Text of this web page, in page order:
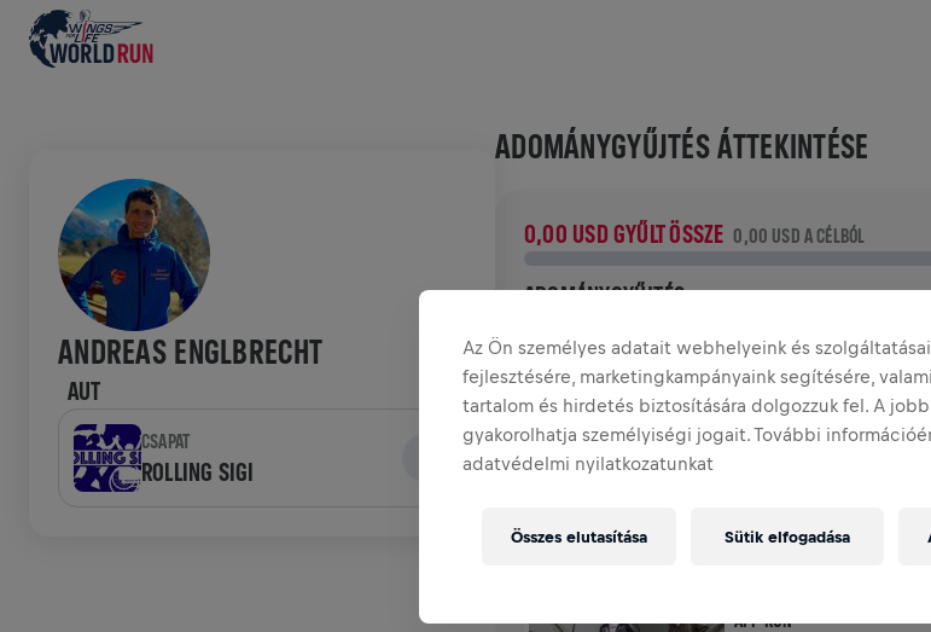
ANDREAS ENGLBRECHT
AUT
CSAPAT
ROLLING SIGI
ADOMÁNYGYŰJTÉS ÁTTEKINTÉSE
0,00 USD GYŰLT ÖSSZE 0,00 USD A CÉLBÓL
ADOMÁNYGYŰJTÉS
Adományozz a változásért! Az adományod
gerincvelő‑kutatásra fordítják.
TÖRTÉNETÜNK
WINGS FOR LIFE WORLD RUN 2021
APP RUN
Az Ön személyes adatait webhelyeink és
fejlesztésére, marketingkampányaink segítésére,
tartalom és hirdetés biztosítására dolgozzuk fel. A
gyakorolhatja személyiségi jogait. További
adatvédelmi nyilatkozatunkat
Összes elutasítása Sütik elfogadása